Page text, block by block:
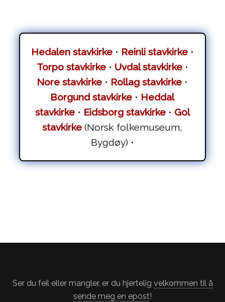
Hedalen stavkirke• Reinli stavkirke•
Torpo stavkirke• Uvdal stavkirke•
Nore stavkirke • Rollag stavkirke •
Borgund stavkirke • Heddal
stavkirke• Eidsborg stavkirke• Gol
stavkirke (Norsk folkemuseum,
Bygdøy) •
Ser du feil eller mangler, er du hjertelig velkommen til å
sende meg en epost!